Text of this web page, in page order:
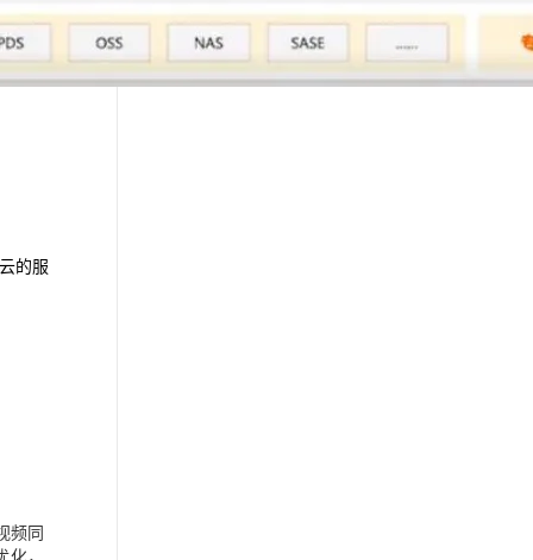
的服
频同
化，